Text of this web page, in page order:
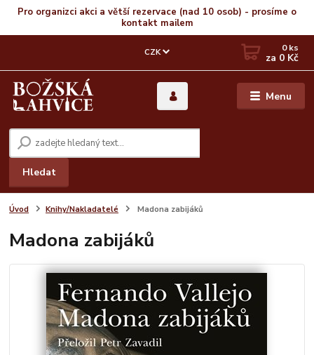
Pro organizci akci a větší rezervace (nad 10 osob) - prosíme o
kontakt mailem
Menu
CZK
Hledat
0ks
za 0 Kč
Úvod Knihy/Nakladatelé Madona zabijáků
Madona zabijáků